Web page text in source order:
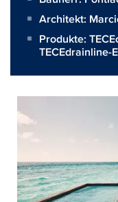
Architekt:
Produkte:
TECEdrainline-